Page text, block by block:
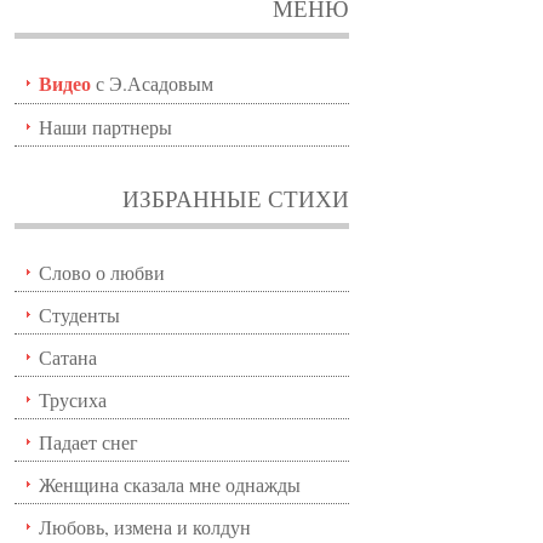
МЕНЮ
Видеос Э.Асадовым
Наши партнеры
ИЗБРАННЫЕ СТИХИ
Слово о любви
Студенты
Сатана
Трусиха
Падает снег
Женщина сказала мне однажды
Любовь, измена и колдун